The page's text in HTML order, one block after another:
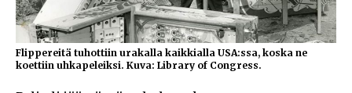
Flippereitä tuhottiin urakalla kaikkialla USA:ssa, koska ne
koettiin uhkapeleiksi. Kuva: Library of Congress.